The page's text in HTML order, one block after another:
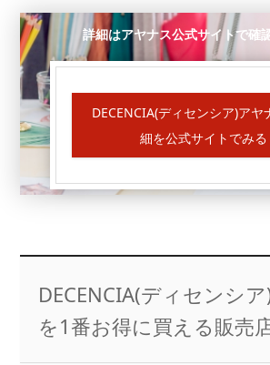
詳細はアヤナス公式サイトで確
DECENCIA(ディセンシア)アヤ
細を公式サイトでみる
DECENCIA(ディセンシ
を1番お得に買える販売